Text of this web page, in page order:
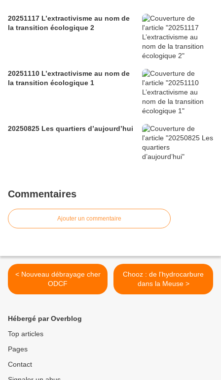
20251117 L’extractivisme au nom de
la transition écologique 2
20251110 L’extractivisme au nom de
la transition écologique 1
20250825 Les quartiers d’aujourd’hui
Commentaires
Ajouter un commentaire
< Nouveau débrayage cher
ODCF
Chooz : de l'hydrocarbure
dans la Meuse >
Hébergé par Overblog
Top articles
Pages
Contact